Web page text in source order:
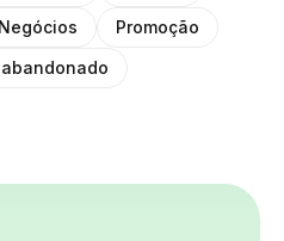
Negócios
Promoção